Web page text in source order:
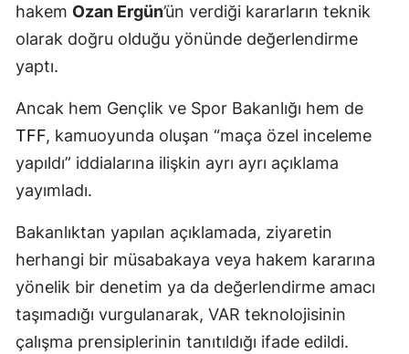
hakem Ozan Ergün’ün verdiği kararların teknik
olarak doğru olduğu yönünde değerlendirme
yaptı.
Ancak hem Gençlik ve Spor Bakanlığı hem de
TFF, kamuoyunda oluşan “maça özel inceleme
yapıldı” iddialarına ilişkin ayrı ayrı açıklama
yayımladı.
Bakanlıktan yapılan açıklamada, ziyaretin
herhangi bir müsabakaya veya hakem kararına
yönelik bir denetim ya da değerlendirme amacı
taşımadığı vurgulanarak, VAR teknolojisinin
çalışma prensiplerinin tanıtıldığı ifade edildi.